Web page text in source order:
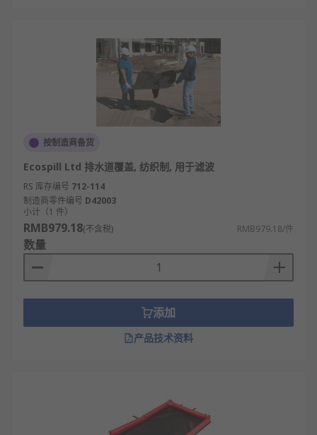
按制造商备货
Ecospill Ltd 排水道覆盖, 纺织制, 用于滤波
RS 库存编号 712-114
制造商零件编号 D42003
小计（1 件）
RMB979.18(不含税) RMB979.18/件
数量
添加
产品技术资料